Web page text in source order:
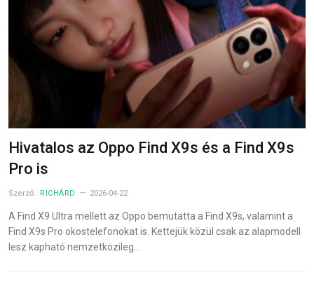
Hivatalos az Oppo Find X9s és a Find X9s
Pro is
Szerző: RICHÁRD 2026-04-22
A Find X9 Ultra mellett az Oppo bemutatta a Find X9s, valamint a
Find X9s Pro okostelefonokat is. Kettejük közül csak az alapmodell
lesz kapható nemzetközileg…